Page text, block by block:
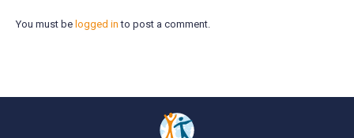
You must be logged in to post a comment.